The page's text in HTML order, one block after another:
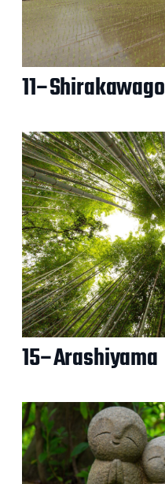
11–Shirakawago
15–Arashiyama